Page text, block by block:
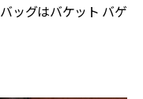
ッグはバケット バゲ